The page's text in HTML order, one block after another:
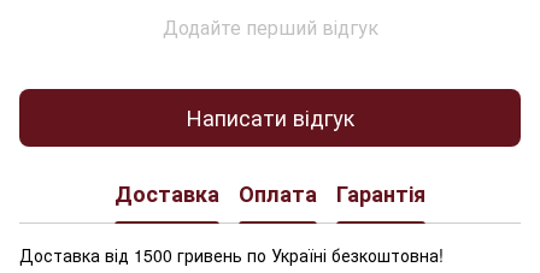
Додайте перший відгук
Написати відгук
Доставка Оплата Гарантія
Доставка від 1500 гривень по Україні безкоштовна!